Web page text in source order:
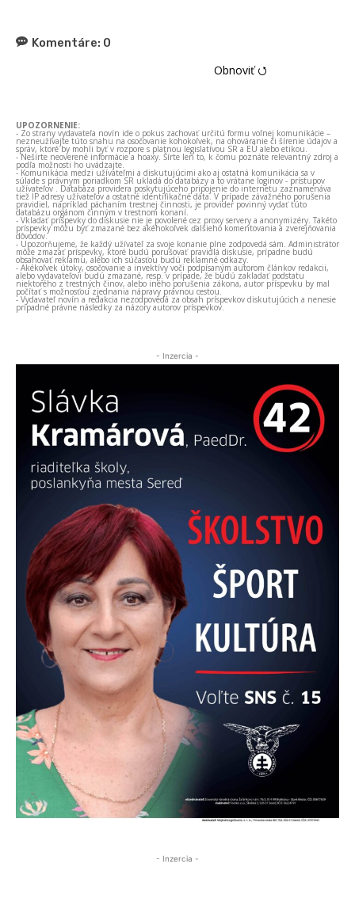
Komentáre: 0
Obnoviť ⭯
UPOZORNENIE:
- Zo strany vydavateľa novín ide o pokus zachovať určitú formu voľnej komunikácie –
nezneužívajte túto snahu na osočovanie kohokoľvek, na ohováranie či šírenie údajov a
správ, ktoré by mohli byť v rozpore s platnou legislatívou SR a EÚ alebo etikou.
- Nešírte neoverené informácie a hoaxy. Šírte len to, k čomu poznáte relevantný zdroj a
podľa možnosti ho uvádzajte.
- Komunikácia medzi užívateľmi a diskutujúcimi ako aj ostatná komunikácia sa v
súlade s právnym poriadkom SR ukladá do databázy a to vrátane loginov - prístupov
užívateľov . Databáza providera poskytujúceho pripojenie do internetu zaznamenáva
tiež IP adresy užívateľov a ostatné identifikačné dáta. V prípade závažného porušenia
pravidiel, napríklad páchaním trestnej činnosti, je provider povinný vydať túto
databázu orgánom činným v trestnom konaní.
- Vkladať príspevky do diskusie nie je povolené cez proxy servery a anonymizéry. Takéto
príspevky môžu byť zmazané bez akéhokoľvek ďalšieho komentovania a zverejňovania
dôvodov.
- Upozorňujeme, že každý užívateľ za svoje konanie plne zodpovedá sám. Administrátor
môže zmazať príspevky, ktoré budú porušovať pravidlá diskusie, prípadne budú
obsahovať reklamu, alebo ich súčasťou budú reklamné odkazy.
- Akékoľvek útoky, osočovanie a invektívy voči podpísaným autorom článkov redakcii,
alebo vydavateľovi budú zmazané, resp. v prípade, že budú zakladať podstatu
niektorého z trestných činov, alebo iného porušenia zákona, autor príspevku by mal
počítať s možnosťou zjednania nápravy právnou cestou.
- Vydavateľ novín a redakcia nezodpovedá za obsah príspevkov diskutujúcich a nenesie
prípadné právne následky za názory autorov príspevkov.
- Inzercia -
- Inzercia -